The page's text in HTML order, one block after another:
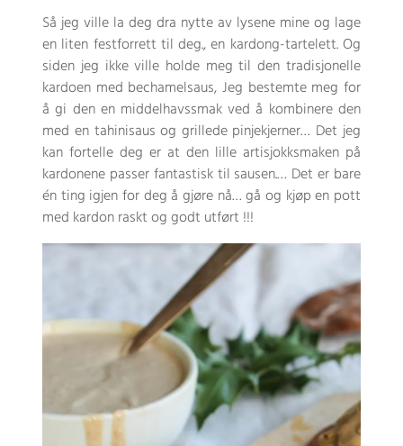
Så jeg ville la deg dra nytte av lysene mine og lage
en liten festforrett til deg., en kardong-tartelett. Og
siden jeg ikke ville holde meg til den tradisjonelle
kardoen med bechamelsaus, Jeg bestemte meg for
å gi den en middelhavssmak ved å kombinere den
med en tahinisaus og grillede pinjekjerner… Det jeg
kan fortelle deg er at den lille artisjokksmaken på
kardonene passer fantastisk til sausen.… Det er bare
én ting igjen for deg å gjøre nå… gå og kjøp en pott
med kardon raskt og godt utført !!!